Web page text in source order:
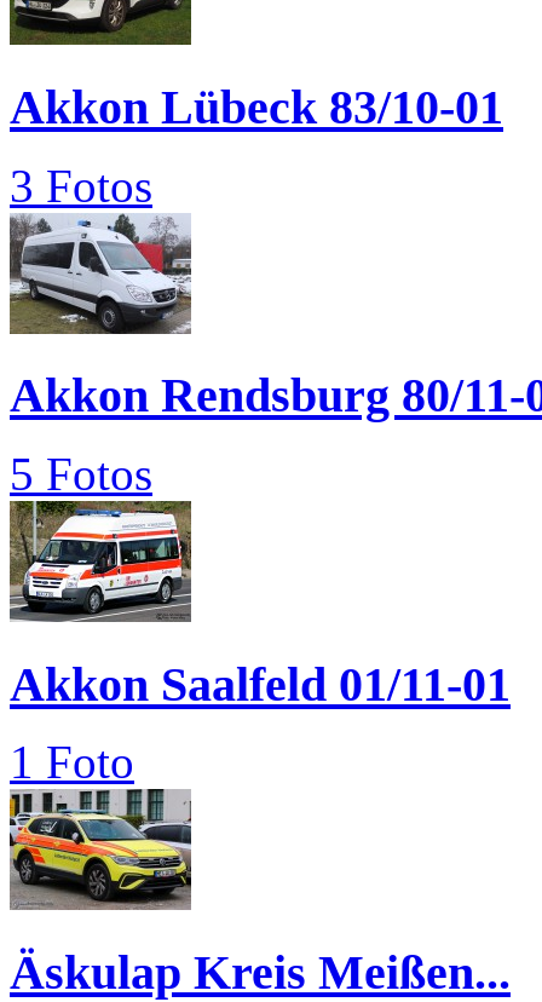
Akkon Lübeck 83/10-01
3 Fotos
Akkon Rendsburg 80/11-
5 Fotos
Akkon Saalfeld 01/11-01
1 Foto
Äskulap Kreis Meißen...